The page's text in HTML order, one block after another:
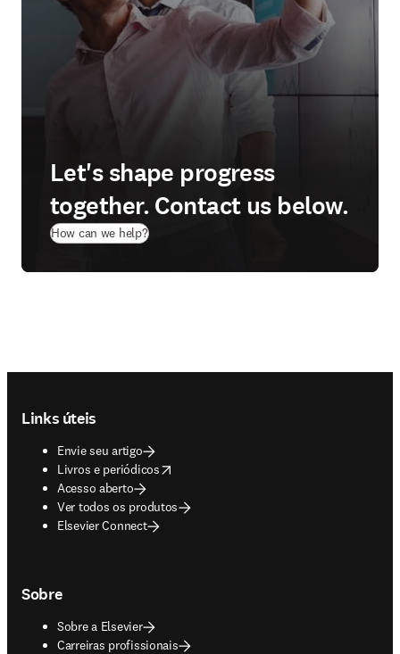
Let's shape progress
together. Contact us below.
How can we help?
Links úteis
Envie seu artigo
Livros e periódicos
opens in new tab/window
Acesso aberto
Ver todos os produtos
Elsevier Connect
Sobre
Sobre a Elsevier
Carreiras profissionais